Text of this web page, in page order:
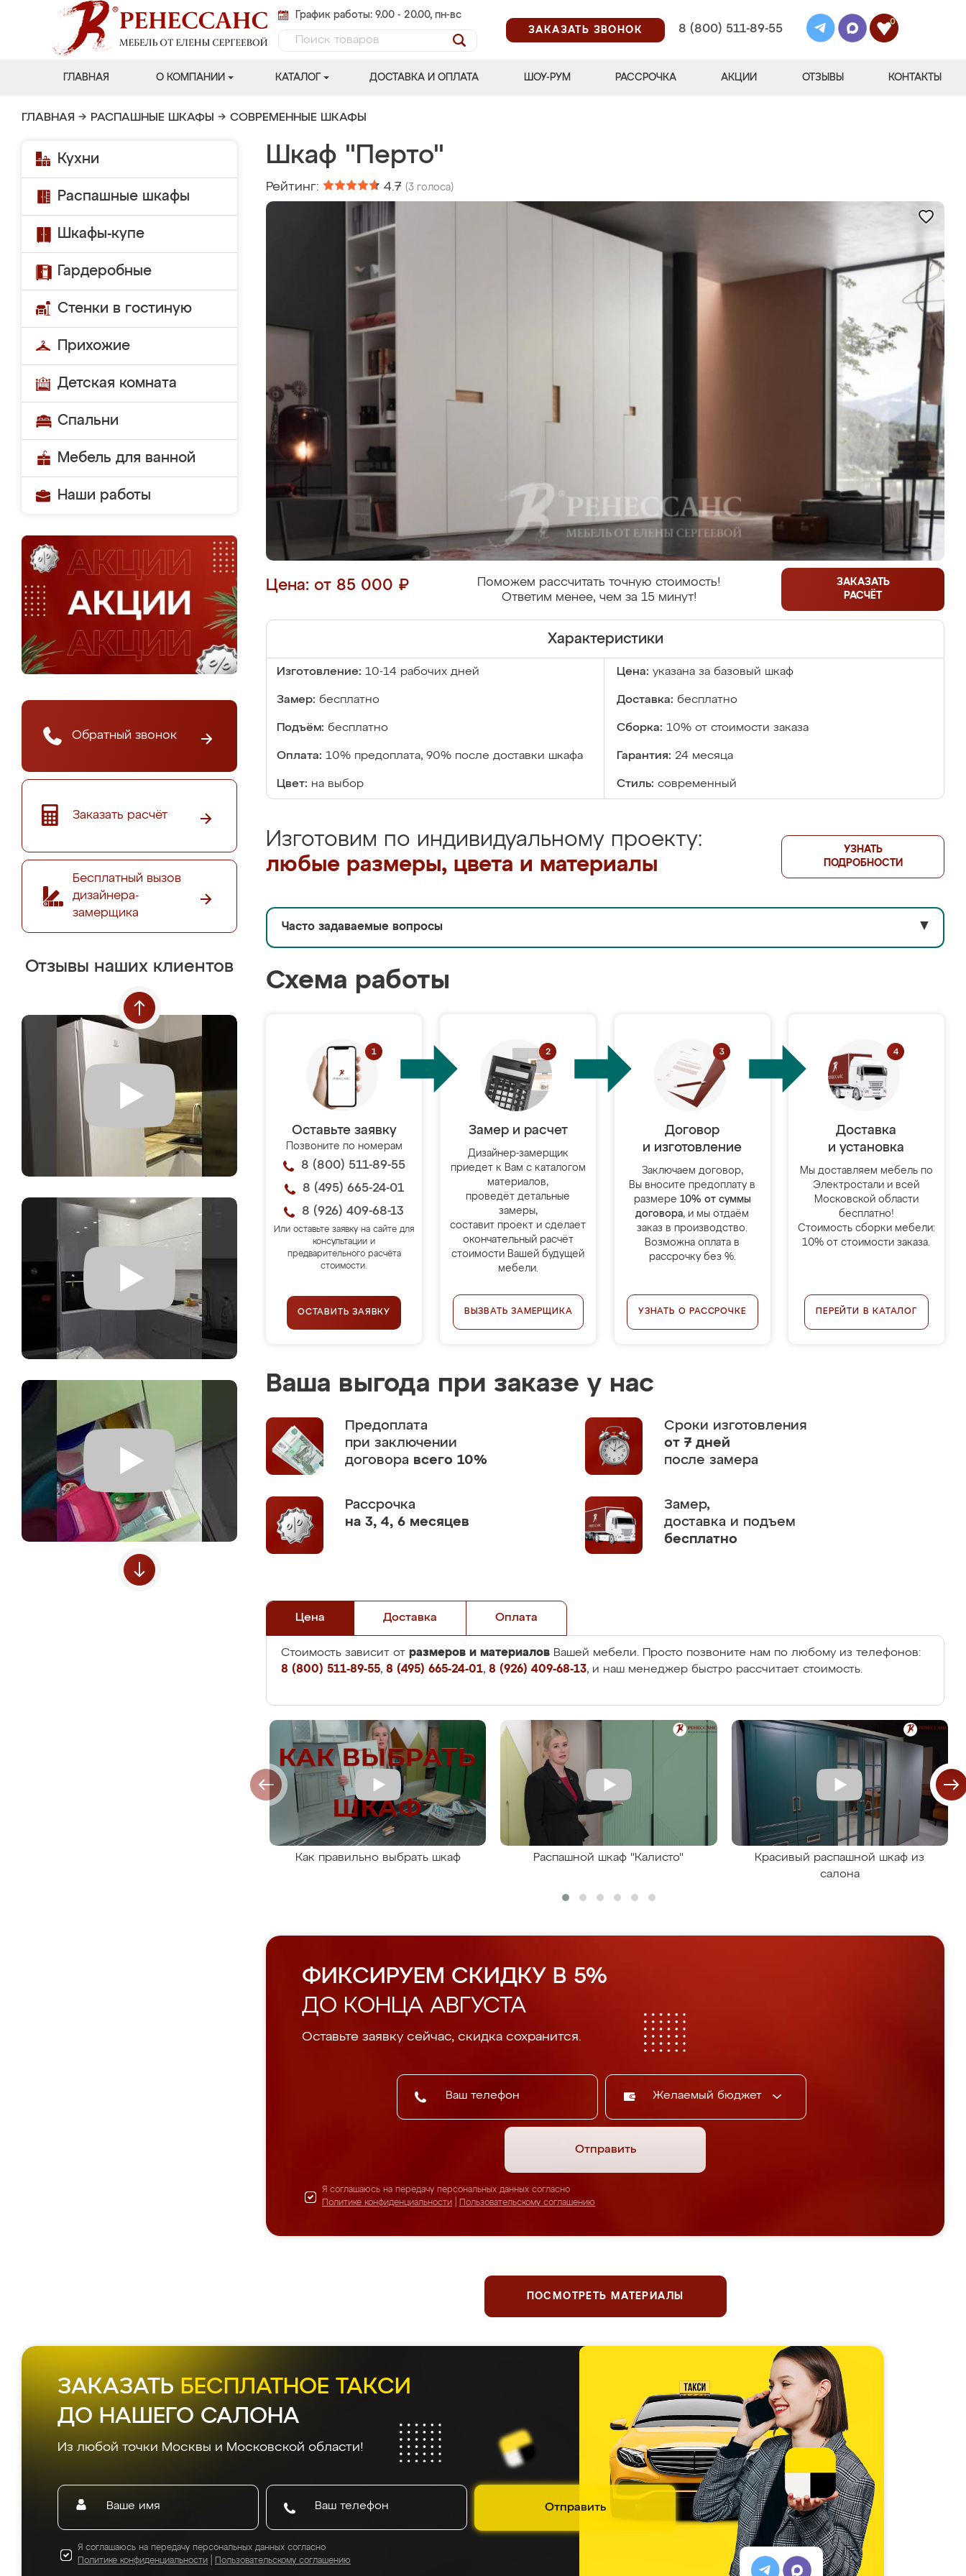
График работы: 9.00 - 20.00, пн-вс
ЗАКАЗАТЬ ЗВОНОК
8 (800) 511-89-55
0
ГЛАВНАЯ О КОМПАНИИ КАТАЛОГ ДОСТАВКА И ОПЛАТА ШОУ-РУМ РАССРОЧКА АКЦИИ ОТЗЫВЫ КОНТАКТЫ
ГЛАВНАЯ → РАСПАШНЫЕ ШКАФЫ → СОВРЕМЕННЫЕ ШКАФЫ
Кухни
Распашные шкафы
Шкафы-купе
Гардеробные
Стенки в гостиную
Прихожие
Детская комната
Спальни
Мебель для ванной
Наши работы
Обратный звонок
Заказать расчёт
Бесплатный вызов
дизайнера-
замерщика
Отзывы наших клиентов
Шкаф "Перто"
Рейтинг: 4.7 (3 голоса)
Цена: от 85 000 ₽
Поможем рассчитать точную стоимость!
Ответим менее, чем за 15 минут!
ЗАКАЗАТЬ
РАСЧЁТ
Характеристики
Изготовление: 10-14 рабочих дней Цена: указана за базовый шкаф
Замер: бесплатно Доставка: бесплатно
Подъём: бесплатно Сборка: 10% от стоимости заказа
Оплата: 10% предоплата, 90% после доставки шкафа Гарантия: 24 месяца
Цвет: на выбор Стиль: современный
Изготовим по индивидуальному проекту:
любые размеры, цвета и материалы
УЗНАТЬ
ПОДРОБНОСТИ
Часто задаваемые вопросы ▼
Схема работы
Оставьте заявку
Позвоните по номерам
8 (800) 511-89-55
8 (495) 665-24-01
8 (926) 409-68-13
Или оставьте заявку на сайте для
консультации и
предварительного расчёта
стоимости.
ОСТАВИТЬ ЗАЯВКУ
Замер и расчет
Дизайнер-замерщик
приедет к Вам с каталогом
материалов,
проведёт детальные
замеры,
составит проект и сделает
окончательный расчёт
стоимости Вашей будущей
мебели.
ВЫЗВАТЬ ЗАМЕРЩИКА
Договор
и изготовление
Заключаем договор,
Вы вносите предоплату в
размере 10% от суммы
договора, и мы отдаём
заказ в производство.
Возможна оплата в
рассрочку без %.
УЗНАТЬ О РАССРОЧКЕ
Доставка
и установка
Мы доставляем мебель по
Электростали и всей
Московской области
бесплатно!
Стоимость сборки мебели:
10% от стоимости заказа.
ПЕРЕЙТИ В КАТАЛОГ
Ваша выгода при заказе у нас
Предоплата
при заключении
договора всего 10%
Сроки изготовления
от 7 дней
после замера
Рассрочка
на 3, 4, 6 месяцев
Замер,
доставка и подъем
бесплатно
Цена Доставка Оплата
Стоимость зависит от размеров и материалов Вашей мебели. Просто позвоните нам по любому из телефонов:
8 (800) 511-89-55, 8 (495) 665-24-01, 8 (926) 409-68-13, и наш менеджер быстро рассчитает стоимость.
Как правильно выбрать шкаф Распашной шкаф "Калисто"
Красивый распашной шкаф из
салона
ФИКСИРУЕМ СКИДКУ В 5%
ДО КОНЦА АВГУСТА
Оставьте заявку сейчас, скидка сохранится.
Желаемый бюджет
Отправить
Я соглашаюсь на передачу персональных данных согласно
Политике конфиденциальности
Пользовательскому соглашению
ПОСМОТРЕТЬ МАТЕРИАЛЫ
ЗАКАЗАТЬ БЕСПЛАТНОЕ ТАКСИ
ДО НАШЕГО САЛОНА
Из любой точки Москвы и Московской области!
Отправить
Я соглашаюсь на передачу персональных данных согласно
Политике конфиденциальности
Пользовательскому соглашению